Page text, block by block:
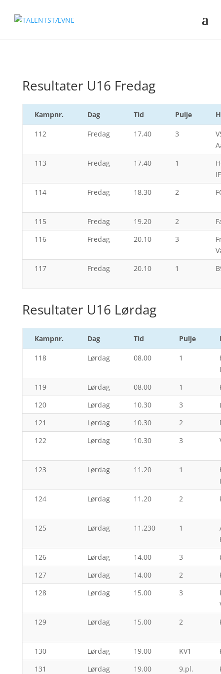
Resultater U16 Fredag
Kampnr. Dag Tid Pulje
112 Fredag 17.40 3
113
Fredag 17.40 1
IF
114
Fredag 18.30 2
115 Fredag 19.20 2
116
Fredag 20.10 3
117
Fredag 20.10 1
Resultater U16 Lørdag
Kampnr. Dag Tid Pulje
118 Lørdag 08.00 1
119
Lørdag 08.00 1
120
Lørdag 10.30 3
121
Lørdag 10.30 2
122
Lørdag 10.30 3
123 Lørdag 11.20 1
124
Lørdag 11.20 2
125 Lørdag 11.230 1
126
Lørdag 14.00 3
127
Lørdag 14.00 2
128
Lørdag 15.00 3
129
Lørdag 15.00 2
130 Lørdag 19.00 KV1
131
Lørdag 19.00 9.pl.